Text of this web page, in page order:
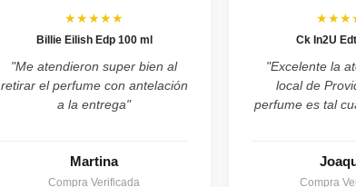
★★★★★
Billie Eilish Edp 100 ml
"Me atendieron super bien al
retirar el perfume con antelación
a la entrega"
Martina
Compra Verificada
Ck In2U
"Excelente la
local de
perfume es tal
Compra